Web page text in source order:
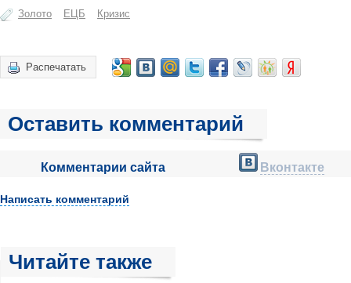
Золото ЕЦБ Кризис
Распечатать
Оставить комментарий
Комментарии сайта Вконтакте
Написать комментарий
Читайте также